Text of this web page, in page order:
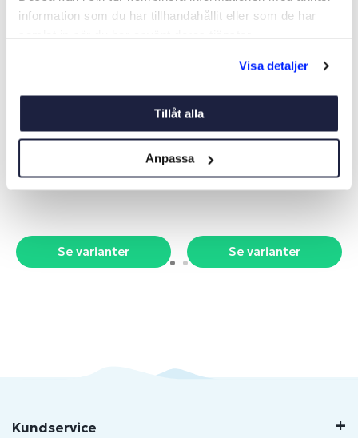
information som du har tillhandahållit eller som de har
Visa detaljer
Tillåt alla
Anpassa
S/F
Från 499 kr
Se varianter
SEGLARHANDSKE KORTA
FINGRAR
Art nr:
Från 439 kr
Se varianter
Kundservice